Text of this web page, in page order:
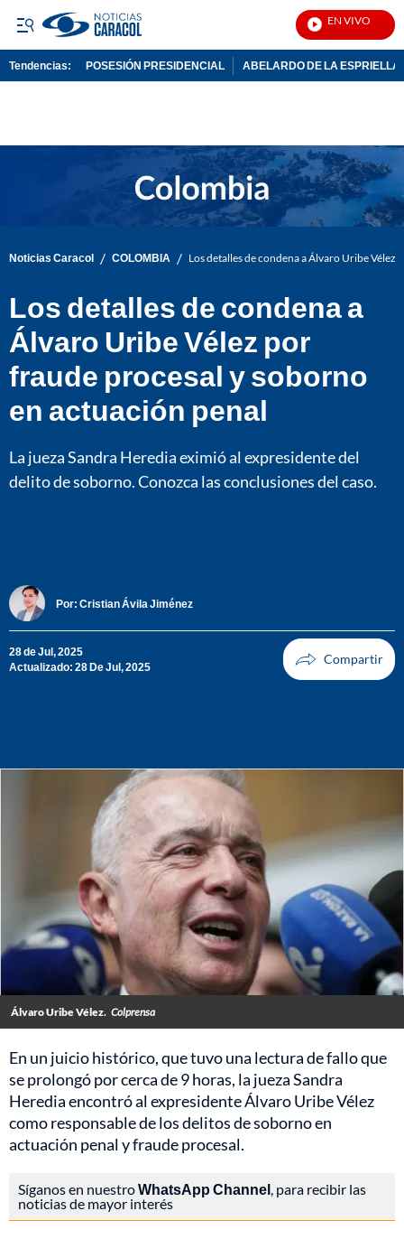
EN VIVO
Tendencias: POSESIÓN PRESIDENCIAL ABELARDO DE LA ESPRIELLA
Noticias Caracol / COLOMBIA / Los detalles de condena a Álvaro Uribe
Los detalles de condena a
Álvaro Uribe Vélez por
fraude procesal y soborno
en actuación penal
La jueza Sandra Heredia eximió al expresidente del
delito de soborno. Conozca las conclusiones del caso.
Por: Cristian Ávila Jiménez
28 de Jul, 2025
Actualizado: 28 De Jul, 2025
Álvaro Uribe Vélez. Colprensa
En un juicio histórico, que tuvo una lectura de fallo que
se prolongó por cerca de 9 horas, la jueza Sandra
Heredia encontró al expresidente Álvaro Uribe Vélez
como responsable de los delitos de soborno en
actuación penal y fraude procesal.
Síganos en nuestroWhatsApp Channel, para recibir las
noticias de mayor interés